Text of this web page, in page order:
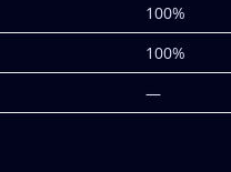
100%
100%
—